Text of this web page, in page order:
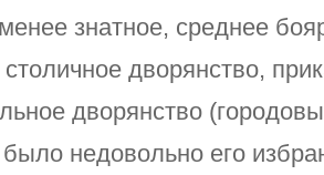
знатное, среднее
дворянство,
дворянство
недовольно его